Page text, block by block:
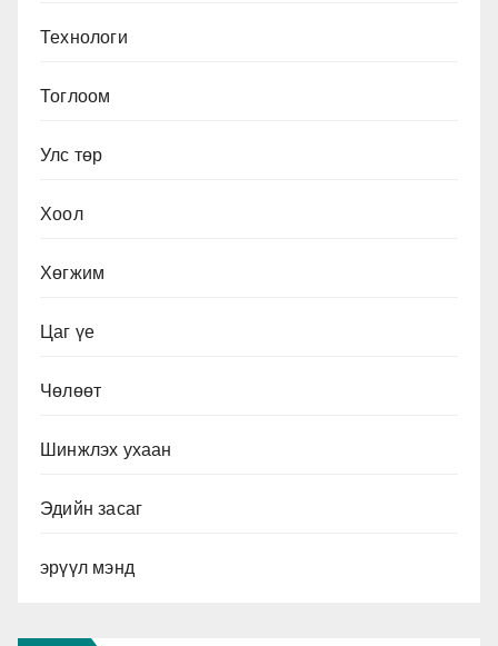
Технологи
Тоглоом
Улс төр
Хоол
Хөгжим
Цаг үе
Чөлөөт
Шинжлэх ухаан
Эдийн засаг
эрүүл мэнд